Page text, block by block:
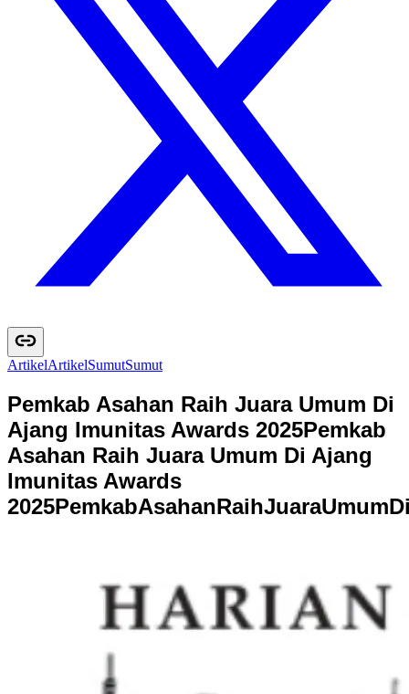
ArtikelArtikelSumutSumut
Pemkab Asahan Raih Juara Umum Di
Ajang Imunitas Awards 2025Pemkab
Asahan Raih Juara Umum Di Ajang
Imunitas Awards
2025PemkabAsahanRaihJuaraUmumD